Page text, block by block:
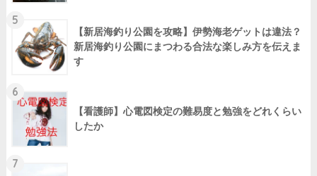
5
【新居海釣り公園を攻略】伊勢海老ゲットは違法？
新居海釣り公園にまつわる合法な楽しみ方を伝えま
す
6
【看護師】心電図検定の難易度と勉強をどれくらい
したか
7